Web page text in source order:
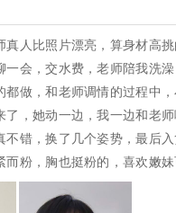
真人比照片漂亮，算身材高
一会，交水费，老师陪我洗
都做，和老师调情的过程中
了，她动一边，我一边和老
不错，换了几个姿势，最后
而粉，胸也挺粉的，喜欢嫩